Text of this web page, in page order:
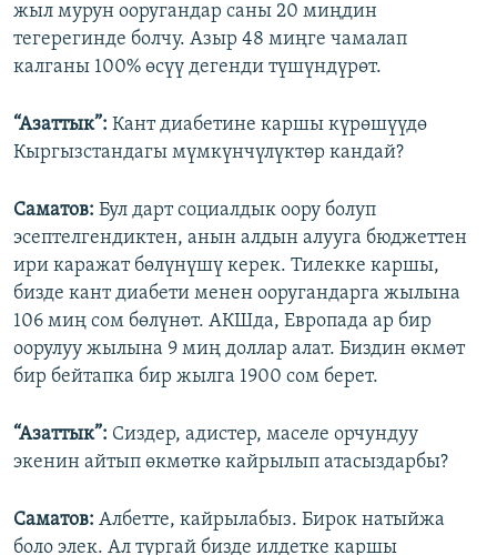
жыл мурун ооругандар саны 20 миңдин
тегерегинде болчу. Азыр 48 миңге чамалап
калганы 100% өсүү дегенди түшүндүрөт.
“Азаттык”: Кант диабетине каршы күрөшүүдө
Кыргызстандагы мүмкүнчүлүктөр кандай?
Саматов: Бул дарт социалдык оору болуп
эсептелгендиктен, анын алдын алууга бюджеттен
ири каражат бөлүнүшү керек. Тилекке каршы,
бизде кант диабети менен ооругандарга жылына
106 миң сом бөлүнөт. АКШда, Европада ар бир
оорулуу жылына 9 миң доллар алат. Биздин өкмөт
бир бейтапка бир жылга 1900 сом берет.
“Азаттык”: Сиздер, адистер, маселе орчундуу
экенин айтып өкмөткө кайрылып атасыздарбы?
Саматов: Албетте, кайрылабыз. Бирок натыйжа
боло элек. Ал тургай бизде илдетке каршы